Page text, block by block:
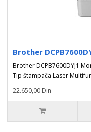
Brother
Brother DCPB7600DYJ1
Tip štampača Laser
22.650,00 Din